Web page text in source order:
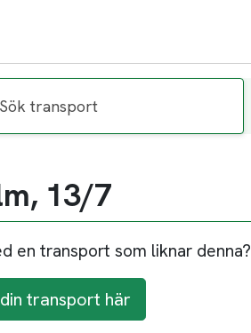
Sök transport
13/7
en transport som liknar denna?
transport här